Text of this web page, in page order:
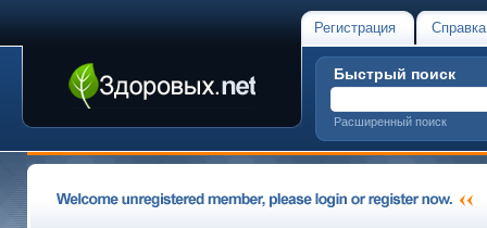
Регистрация Справка
Быстрый поиск
Расширенный поиск